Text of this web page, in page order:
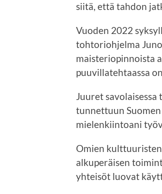
siitä, että tahdon
Vuoden 2022
tohtoriohjelma
maisteriopinnoista
puuvillatehtaassa
Juuret
tunnettuun
mielenkiintoani
Omien
alkuperäisen
yhteisöt luovat